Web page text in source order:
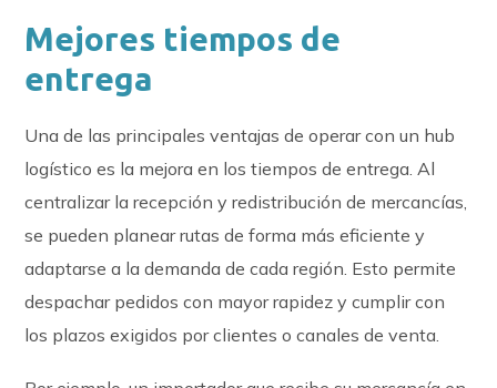
Mejores tiempos de
entrega
Una de las principales ventajas de operar con un hub
logístico es la mejora en los tiempos de entrega. Al
centralizar la recepción y redistribución de mercancías,
se pueden planear rutas de forma más eficiente y
adaptarse a la demanda de cada región. Esto permite
despachar pedidos con mayor rapidez y cumplir con
los plazos exigidos por clientes o canales de venta.